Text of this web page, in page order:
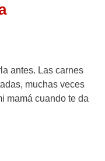
antes. Las carnes
muchas veces
mamá cuando te da